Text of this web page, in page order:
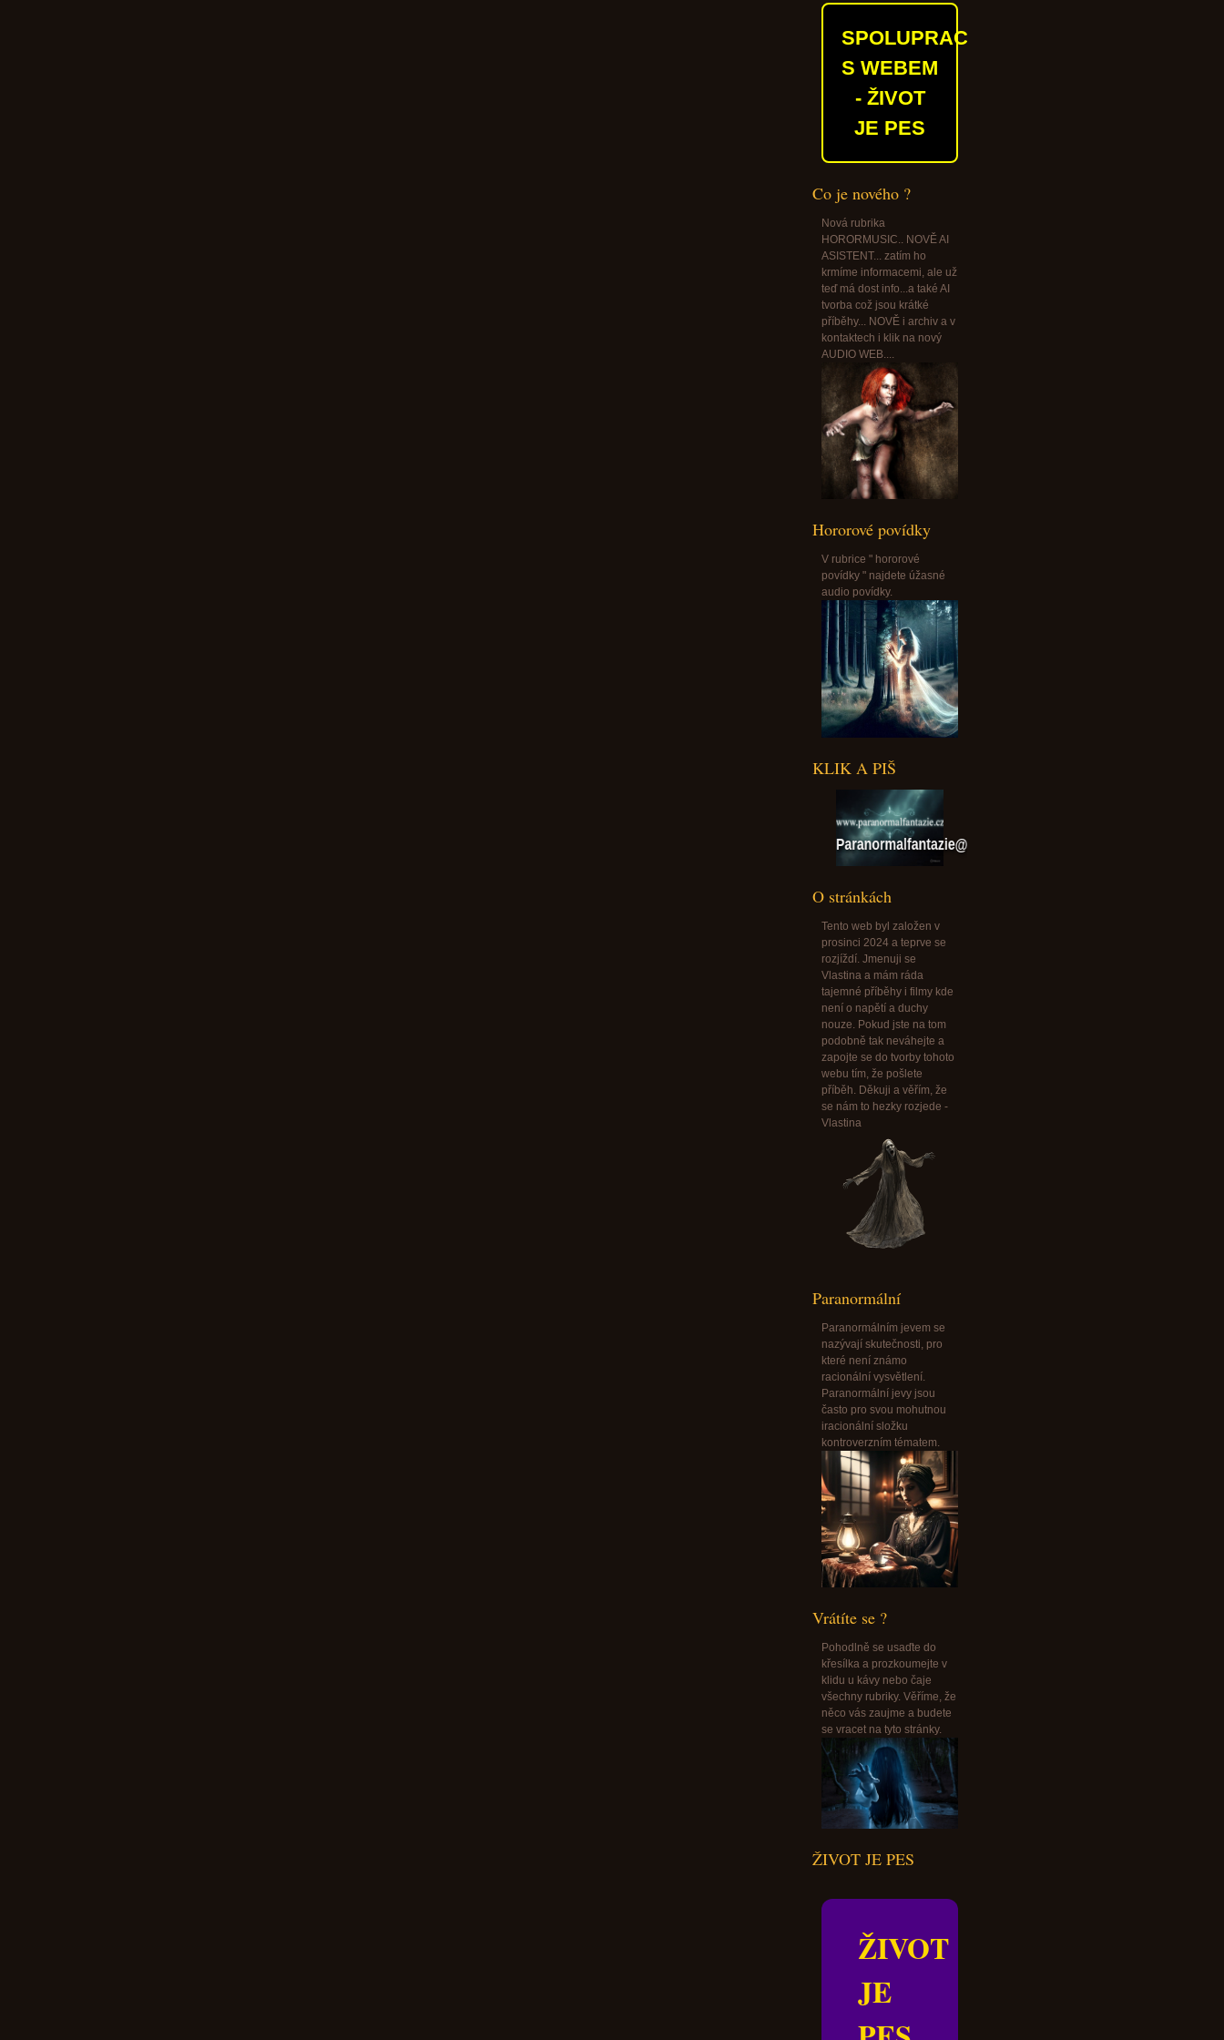
SPOLUPRACUJEME
S WEBEM
- ŽIVOT
JE PES
Co je nového ?
Nová rubrika
HORORMUSIC.. NOVĚ AI
ASISTENT... zatím ho
krmíme informacemi, ale už
teď má dost info...a také AI
tvorba což jsou krátké
příběhy... NOVĚ i archiv a v
kontaktech i klik na nový
AUDIO WEB....
Hororové povídky
V rubrice " hororové
povídky " najdete úžasné
audio povídky.
KLIK A PIŠ
Paranormalfantazie@paranormalfantazie.cz
O stránkách
Tento web byl založen v
prosinci 2024 a teprve se
rozjíždí. Jmenuji se
Vlastina a mám ráda
tajemné příběhy i filmy kde
není o napětí a duchy
nouze. Pokud jste na tom
podobně tak neváhejte a
zapojte se do tvorby tohoto
webu tím, že pošlete
příběh. Děkuji a věřím, že
se nám to hezky rozjede -
Vlastina
Paranormální
Paranormálním jevem se
nazývají skutečnosti, pro
které není známo
racionální vysvětlení.
Paranormální jevy jsou
často pro svou mohutnou
iracionální složku
kontroverzním tématem.
Vrátíte se ?
Pohodlně se usaďte do
křesílka a prozkoumejte v
klidu u kávy nebo čaje
všechny rubriky. Věříme, že
něco vás zaujme a budete
se vracet na tyto stránky.
ŽIVOT JE PES
ŽIVOT
JE